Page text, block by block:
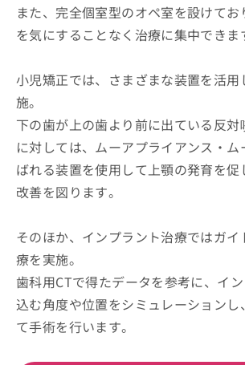
また、完全個室型のオペ室を設けて
を気にすることなく治療に集中できま
小児矯正では、さまざまな装置を活用
施。
下の歯が上の歯より前に出ている反対
に対しては、ムーアプライアンス・
ばれる装置を使用して上顎の発育を促
改善を図ります。
そのほか、インプラント治療ではガ
療を実施。
歯科用CTで得たデータを参考に、イ
込む角度や位置をシミュレーションし
て手術を行います。